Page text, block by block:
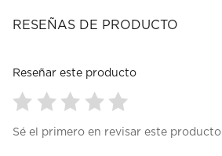
RESEÑAS DE PRODUCTO
Reseñar este producto
paraparaparaparapara
Sé el primero en revisar este producto